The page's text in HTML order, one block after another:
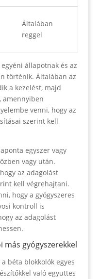
Általában
reggel
állapotnak és az
történik. Általában az
a kezelést, majd
amennyiben
venni, hogy az
szerint kell
egyszer vagy
vagy után.
az adagolást
kell végrehajtani.
hogy a gyógyszeres
kontroll is
az adagolást
gyógyszerekkel
béta blokkolók egyes
való együttes